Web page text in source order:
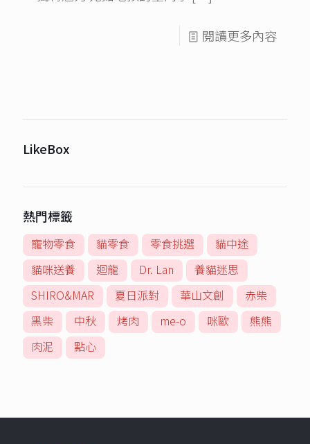
閱讀更多內容
LikeBox
熱門標籤
寵物零食 貓零食 零食挑選
貓中途
貓咪送養
迴龍 Dr. Lan
養貓迷思
SHIRO&MAR
夏日派對 華山文創
赤柴
黑柴
中秋 烤肉 me-o 咪歐
熊熊
肉泥
點心